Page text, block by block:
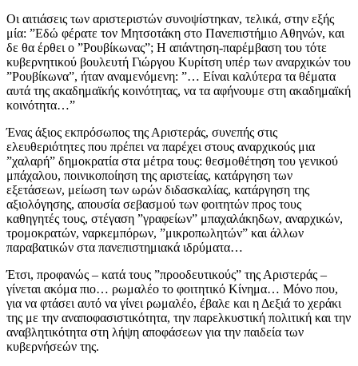
Οι αιτιάσεις των αριστεριστών συνοψίστηκαν, τελικά, στην εξής
μία: ”Εδώ φέρατε τον Μητσοτάκη στο Πανεπιστήμιο Αθηνών, και
δε θα έρθει ο ”Ρουβίκωνας”; Η απάντηση-παρέμβαση του τότε
κυβερνητικού βουλευτή Γιώργου Κυρίτση υπέρ των αναρχικών του
”Ρουβίκωνα”, ήταν αναμενόμενη: ”… Είναι καλύτερα τα θέματα
αυτά της ακαδημαϊκής κοινότητας, να τα αφήνουμε στη ακαδημαϊκή
κοινότητα…”
Ένας άξιος εκπρόσωπος της Αριστεράς, συνεπής στις
ελευθεριότητες που πρέπει να παρέχει στους αναρχικούς μια
”χαλαρή” δημοκρατία στα μέτρα τους: θεσμοθέτηση του γενικού
μπάχαλου, ποινικοποίηση της αριστείας, κατάργηση των
εξετάσεων, μείωση των ωρών διδασκαλίας, κατάργηση της
αξιολόγησης, απουσία σεβασμού των φοιτητών προς τους
καθηγητές τους, στέγαση ”γραφείων” μπαχαλάκηδων, αναρχικών,
τρομοκρατών, ναρκεμπόρων, ”μικροπωλητών” και άλλων
παραβατικών στα πανεπιστημιακά ιδρύματα…
Έτσι, προφανώς – κατά τους ”προοδευτικούς” της Αριστεράς –
γίνεται ακόμα πιο… ρωμαλέο το φοιτητικό Κίνημα… Μόνο που,
για να φτάσει αυτό να γίνει ρωμαλέο, έβαλε και η Δεξιά το χεράκι
της με την αναποφασιστικότητα, την παρελκυστική πολιτική και την
αναβλητικότητα στη λήψη αποφάσεων για την παιδεία των
κυβερνήσεών της.